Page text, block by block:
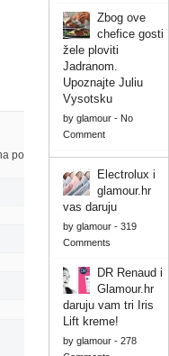
polja su označena s
Zbog ove
chefice gosti
žele ploviti
Jadranom.
Upoznajte Juliu
Vysotsku
by glamour- No
Comment
Electrolux i
glamour.hr
vas daruju
by glamour- 319
Comments
DR Renaud i
Glamour.hr
daruju vam tri Iris
Lift kreme!
by glamour- 278